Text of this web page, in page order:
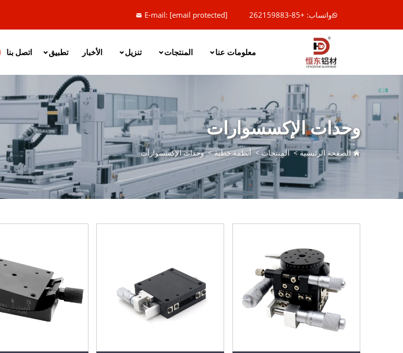
واتساب: +85-262159883 E-mail: [email protected]
معلومات عنا المنتجات تنزيل الأخبار تطبيق اتصل بنا
وحدات الإكسسوارات
الصفحة الرئيسية>المنتجات>أنظمة خطية>وحدات الإكسسوارات